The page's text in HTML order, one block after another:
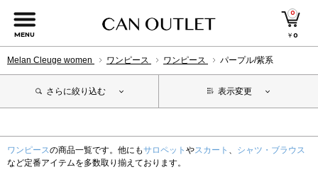
MENU
0
￥0
Melan Cleuge women ワンピース ワンピース パープル/紫系
さらに絞り込む 表示変更
ワンピースの商品一覧です。他にもサロペット やスカート 、 シャツ・ブラウス
など定番アイテムを多数取り揃えております。